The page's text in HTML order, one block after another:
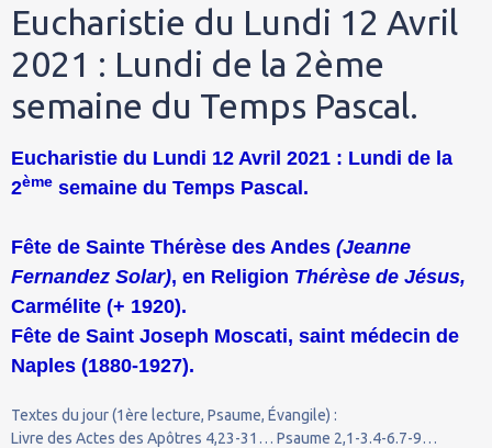
Eucharistie du Lundi 12 Avril
2021 : Lundi de la 2ème
semaine du Temps Pascal.
Eucharistie du Lundi 12 Avril 2021 : Lundi de la
2ème semaine du Temps Pascal.
Fête de Sainte Thérèse des Andes (Jeanne
Fernandez Solar), en Religion Thérèse de Jésus,
Carmélite (+ 1920).
Fête de Saint Joseph Moscati, saint médecin de
Naples (1880-1927).
Textes du jour (1ère lecture, Psaume, Évangile) :
Livre des Actes des Apôtres 4,23-31… Psaume 2,1-3.4-6.7-9…